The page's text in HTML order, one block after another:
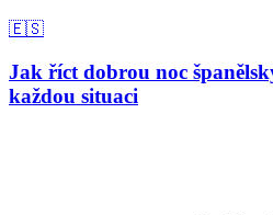
🇪🇸
Jak říct dobrou noc
každou situaci